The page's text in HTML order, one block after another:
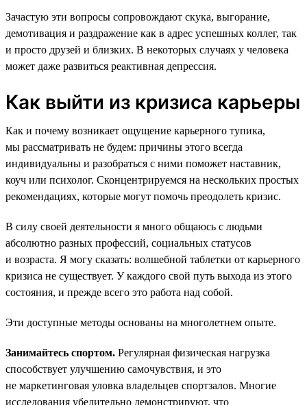
Зачастую эти вопросы сопровождают скука, выгорание,
демотивация и раздражение как в адрес успешных коллег, так
и просто друзей и близких. В некоторых случаях у человека
может даже развиться реактивная депрессия.
Как выйти из кризиса карьеры
Как и почему возникает ощущение карьерного тупика,
мы рассматривать не будем: причины этого всегда
индивидуальны и разобраться с ними поможет наставник,
коуч или психолог. Сконцентрируемся на нескольких простых
рекомендациях, которые могут помочь преодолеть кризис.
В силу своей деятельности я много общаюсь с людьми
абсолютно разных профессий, социальных статусов
и возраста. Я могу сказать: волшебной таблетки от карьерного
кризиса не существует. У каждого свой путь выхода из этого
состояния, и прежде всего это работа над собой.
Эти доступные методы основаны на многолетнем опыте.
Занимайтесь спортом. Регулярная физическая нагрузка
способствует улучшению самочувствия, и это
не маркетинговая уловка владельцев спортзалов. Многие
исследования убедительно демонстрируют, что